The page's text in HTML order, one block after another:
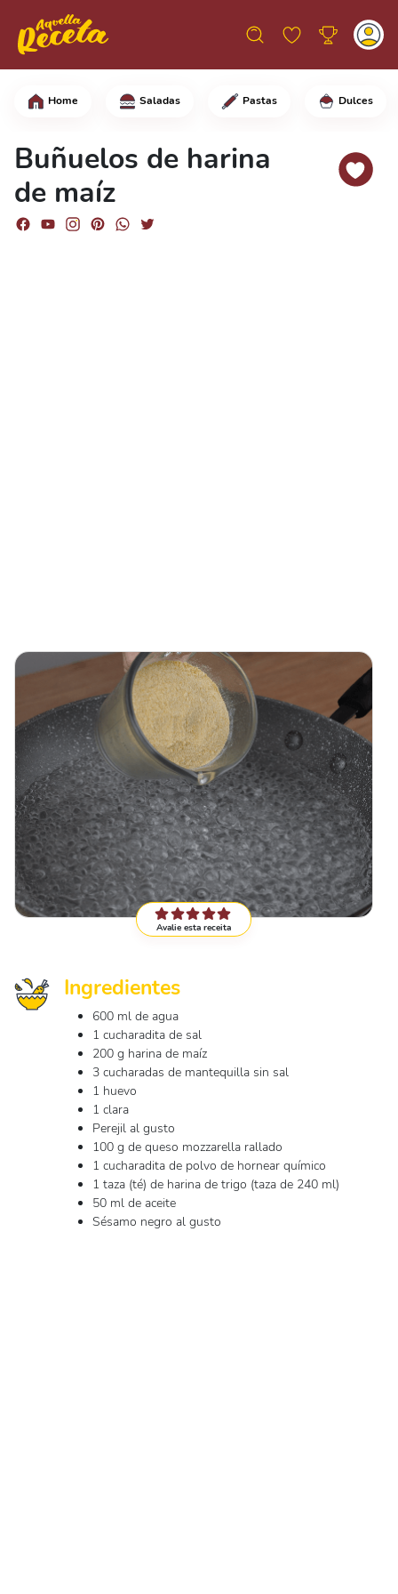
Home Saladas Pastas Dulces
Buñuelos de harina
de maíz
En una olla, pon el agua y deja que
Avalie esta receita
Ingredientes
600 ml de agua
1 cucharadita de sal
200 g harina de maíz
3 cucharadas de mantequilla sin sal
1 huevo
1 clara
Perejil al gusto
100 g de queso mozzarella rallado
1 cucharadita de polvo de hornear químico
1 taza (té) de harina de trigo (taza de 240 ml)
50 ml de aceite
Sésamo negro al gusto